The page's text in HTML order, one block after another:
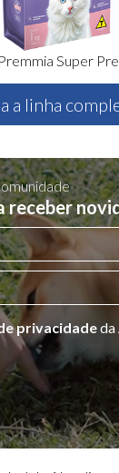
Super
a linha
receber
privacidadeda